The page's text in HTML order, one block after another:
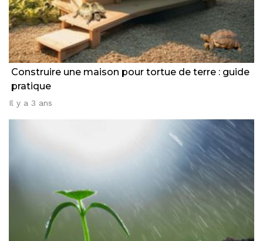
Construire une maison pour tortue de terre : guide
pratique
Il y a 3 ans